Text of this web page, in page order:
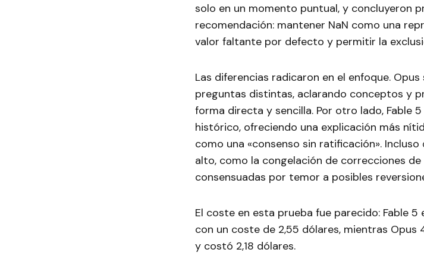
solo en un momento puntual, y concluyeron
recomendación: mantener NaN como una
valor faltante por defecto y permitir la
Las diferencias radicaron en el enfoque.
preguntas distintas, aclarando conceptos y
forma directa y sencilla. Por otro lado, Fable
histórico, ofreciendo una explicación más
como una «consenso sin ratificación».
alto, como la congelación de correcciones
consensuadas por temor a posibles
El coste en esta prueba fue parecido: Fable
con un coste de 2,55 dólares, mientras
y costó 2,18 dólares.